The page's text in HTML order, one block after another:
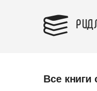
Все книги